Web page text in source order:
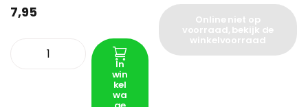
7,95
In
win
kel
wa
Online niet op
voorraad, bekijk de
winkelvoorraad